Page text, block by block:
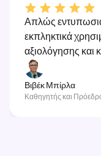
Απλώς
εκπληκτικά
αξιολόγησης και
Βιβέκ Μπίρλα
Καθηγητής και